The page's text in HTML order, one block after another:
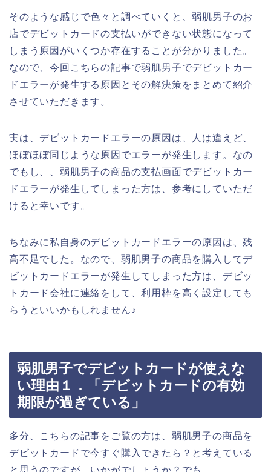
そのような感じで色々と調べていくと、弱肌男子のお
店でデビットカードの支払いができない状態になって
しまう原因がいくつか存在することが分かりました。
なので、今回こちらの記事で弱肌男子でデビットカー
ドエラーが発生する原因とその解決策をまとめて紹介
させていただきます。
実は、デビットカードエラーの原因は、人は違えど、
ほぼほぼ同じような原因でエラーが発生します。なの
でもし、、弱肌男子の商品の支払画面でデビットカー
ドエラーが発生してしまった方は、参考にしていただ
けると幸いです。
ちなみに私自身のデビットカードエラーの原因は、残
高不足でした。なので、弱肌男子の商品を購入してデ
ビットカードエラーが発生してしまった方は、デビッ
トカード会社に連絡をして、利用枠を高く設定しても
らうといいかもしれません♪
弱肌男子でデビットカードが使えな
い理由１．「デビットカードの有効
期限が過ぎている」
多分、こちらの記事をご覧の方は、弱肌男子の商品を
デビットカードで今すぐ購入できたら？と考えている
と思うのですが、いかがでしょうか？でも、、、。